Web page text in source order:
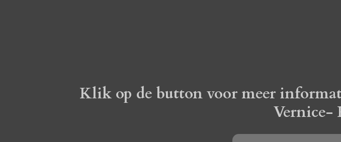
Klik op de button voor meer
Vernice-